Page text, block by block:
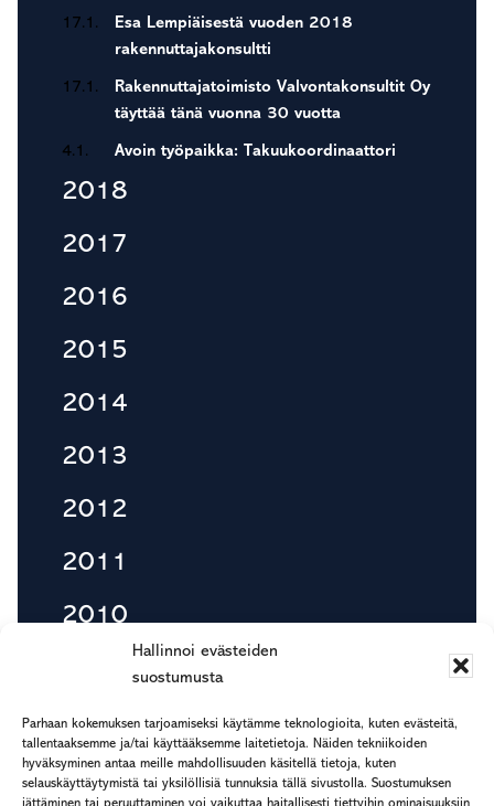
Hallinnoi evästeiden
suostumusta
Parhaan kokemuksen tarjoamiseksi käytämme teknologioita, kuten evästeitä,
tallentaaksemme ja/tai käyttääksemme laitetietoja. Näiden tekniikoiden
hyväksyminen antaa meille mahdollisuuden käsitellä tietoja, kuten
selauskäyttäytymistä tai yksilöllisiä tunnuksia tällä sivustolla. Suostumuksen
17.1.
Esa Lempiäisestä vuoden 2018
rakennuttajakonsultti
17.1.
Rakennuttajatoimisto Valvontakonsultit Oy
täyttää tänä vuonna 30 vuotta
4.1. Avoin työpaikka: Takuukoordinaattori
2018
2017
2016
2015
2014
2013
2012
2011
2010
Footer
etu.suku@rapp.fi
puh. 044 7799 277
Rekisteri- ja tietosuojaseloste